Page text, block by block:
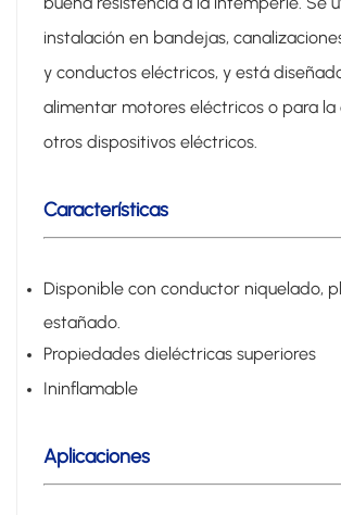
instalación en bandejas,
y conductos eléctricos, y está
alimentar motores eléctricos o para la
otros dispositivos eléctricos.
Características
Disponible con conductor niquelado,
estañado.
Propiedades dieléctricas superiores
Ininflamable
Aplicaciones